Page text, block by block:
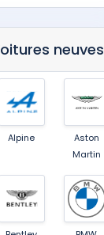
neuves
Alpine
Aston
Martin